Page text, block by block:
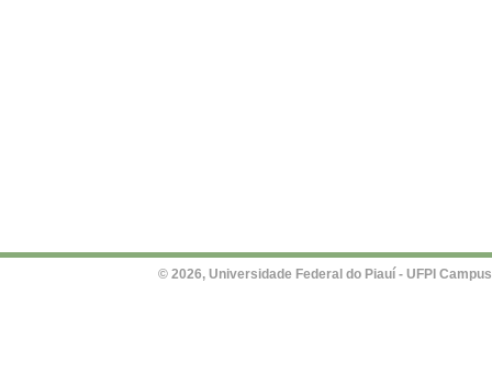
© 2026, Universidade Federal do Piauí - UFPI